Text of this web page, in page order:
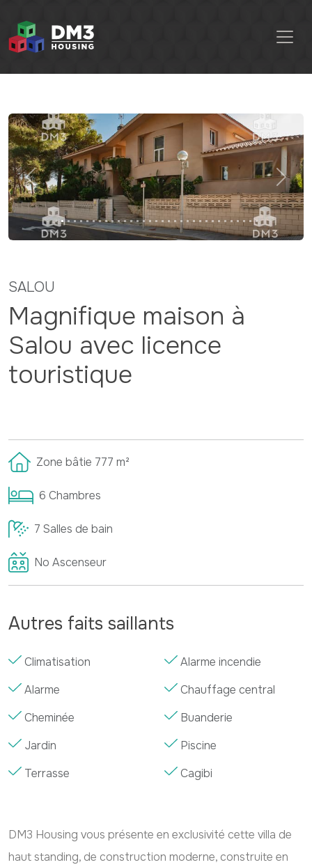
Previous Next
SALOU
Magnifique maison à
Salou avec licence
touristique
Zone bâtie 777 m²
6 Chambres
7 Salles de bain
No Ascenseur
Autres faits saillants
Climatisation
Alarme incendie
Alarme
Chauffage central
Cheminée
Buanderie
Jardin
Piscine
Terrasse
Cagibi
DM3 Housing vous présente en exclusivité cette villa de
haut standing, de construction moderne, construite en